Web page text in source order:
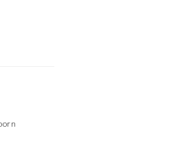
jas
de
kleuren ,